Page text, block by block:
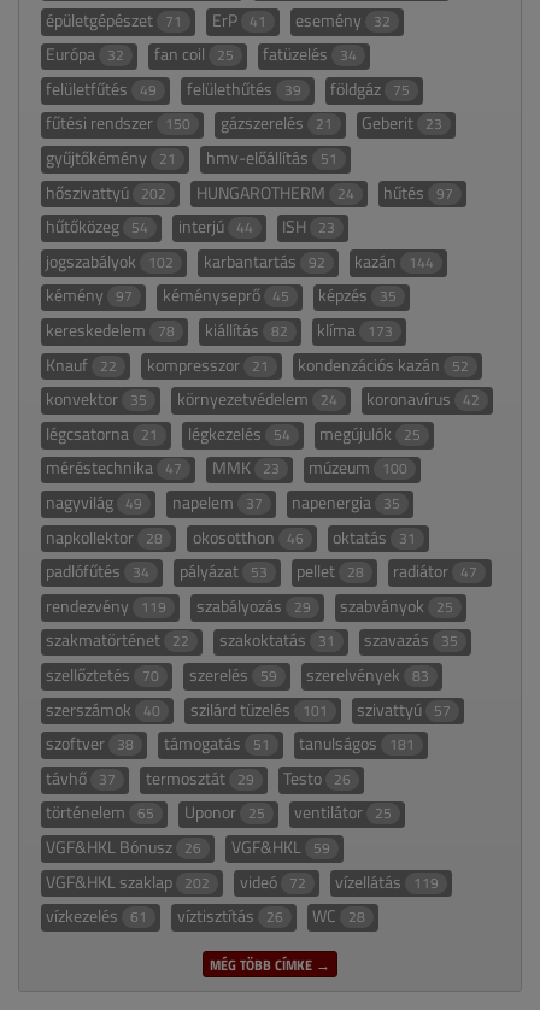
épületgépészet 71 ErP 41 esemény 32
Európa 32 fan coil 25 fatüzelés 34
felületfűtés 49 felülethűtés 39 földgáz 75
fűtési rendszer 150 gázszerelés 21 Geberit 23
gyűjtőkémény 21 hmv-előállítás 51
hőszivattyú 202 HUNGAROTHERM 24 hűtés 97
hűtőközeg 54 interjú 44 ISH 23
jogszabályok 102 karbantartás 92 kazán 144
kémény 97 kéményseprő 45 képzés 35
kereskedelem 78 kiállítás 82 klíma 173
Knauf 22 kompresszor 21 kondenzációs kazán 52
konvektor 35 környezetvédelem 24 koronavírus 42
légcsatorna 21 légkezelés 54 megújulók 25
méréstechnika 47 MMK 23 múzeum 100
nagyvilág 49 napelem 37 napenergia 35
napkollektor 28 okosotthon 46 oktatás 31
padlófűtés 34 pályázat 53 pellet 28 radiátor 47
rendezvény 119 szabályozás 29 szabványok 25
szakmatörténet 22 szakoktatás 31 szavazás 35
szellőztetés 70 szerelés 59 szerelvények 83
szerszámok 40 szilárd tüzelés 101 szivattyú 57
szoftver 38 támogatás 51 tanulságos 181
távhő 37 termosztát 29 Testo 26
történelem 65 Uponor 25 ventilátor 25
VGF&HKL Bónusz 26 VGF&HKL 59
VGF&HKL szaklap 202 videó 72 vízellátás 119
vízkezelés 61 víztisztítás 26 WC 28
MÉG TÖBB CÍMKE →